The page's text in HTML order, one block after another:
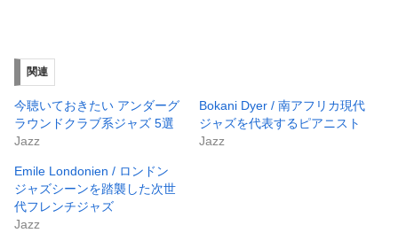
関連
今聴いておきたい アンダーグ
ラウンドクラブ系ジャズ 5選
Jazz
Bokani Dyer / 南アフリカ現代
ジャズを代表するピアニスト
Jazz
Emile Londonien / ロンドン
ジャズシーンを踏襲した次世
代フレンチジャズ
Jazz